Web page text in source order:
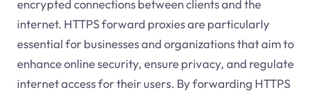
encrypted connections between clients and the
internet. HTTPS forward proxies are particularly
essential for businesses and organizations that aim to
enhance online security, ensure privacy, and regulate
internet access for their users. By forwarding HTTPS